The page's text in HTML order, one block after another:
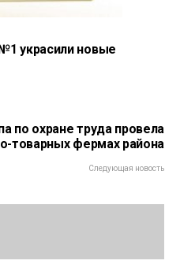
украсили новые
по охране труда провела
товарных фермах района
Следующая новость